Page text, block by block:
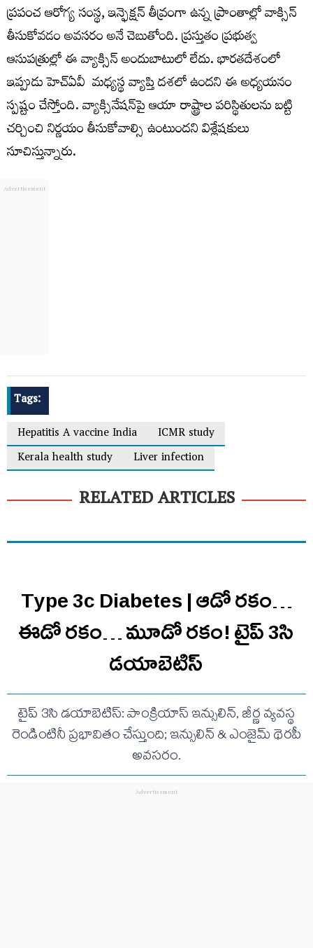
ప్రపంచ ఆరోగ్య సంస్థ, ఇన్ఫెక్షన్ తీవ్రంగా ఉన్న ప్రాంతాల్లో వాక్సిన్
తీసుకోవడం అవసరం అనే చెబుతోంది. ప్రస్తుతం ప్రభుత్వ
ఆసుపత్రుల్లో ఈ వ్యాక్సిన్ అందుబాటులో లేదు. భారతదేశంలో
ఇప్పుడు హెచ్ఏవీ మధ్యస్థ వ్యాప్తి దశలో ఉందని ఈ అధ్యయనం
స్పష్టం చేస్తోంది. వ్యాక్సినేషన్​పై ఆయా రాష్ట్రాల పరిస్థితులను బట్టి
చర్చించి నిర్ణయం తీసుకోవాల్సి ఉంటుందని విశ్లేషకులు
సూచిస్తున్నారు.
Tags:
Hepatitis A vaccine India
ICMR study
Kerala health study
Liver infection
RELATED ARTICLES
Type 3c Diabetes | ఆడో రకం…
ఈడో రకం… మూడో రకం! టైప్ 3సి
డయాబెటిస్
టైప్ 3సి డయాబెటిస్: పాంక్రియాస్ ఇన్సులిన్, జీర్ణ వ్యవస్థ
రెండింటినీ ప్రభావితం చేస్తుంది; ఇన్సులిన్ & ఎంజైమ్ థెరపీ
అవసరం.